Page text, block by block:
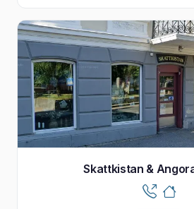
Skattkistan &